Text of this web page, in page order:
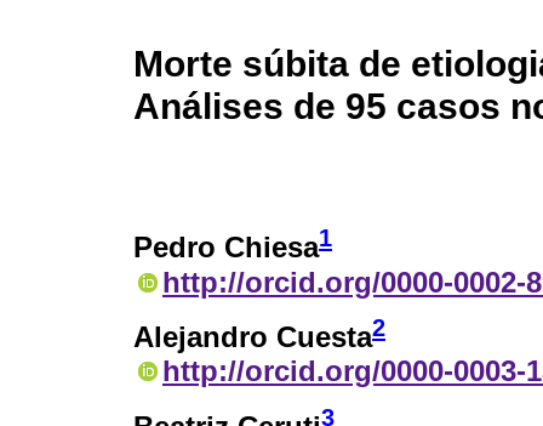
Morte súbita de
Análises de 95 casos
Pedro Chiesa1
http://orcid.org/0000-0002-
Alejandro Cuesta2
http://orcid.org/0000-0003-
3